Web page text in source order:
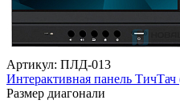
Артикул: ПЛД-013
Интерактивная панель ТичТач
Размер диагонали